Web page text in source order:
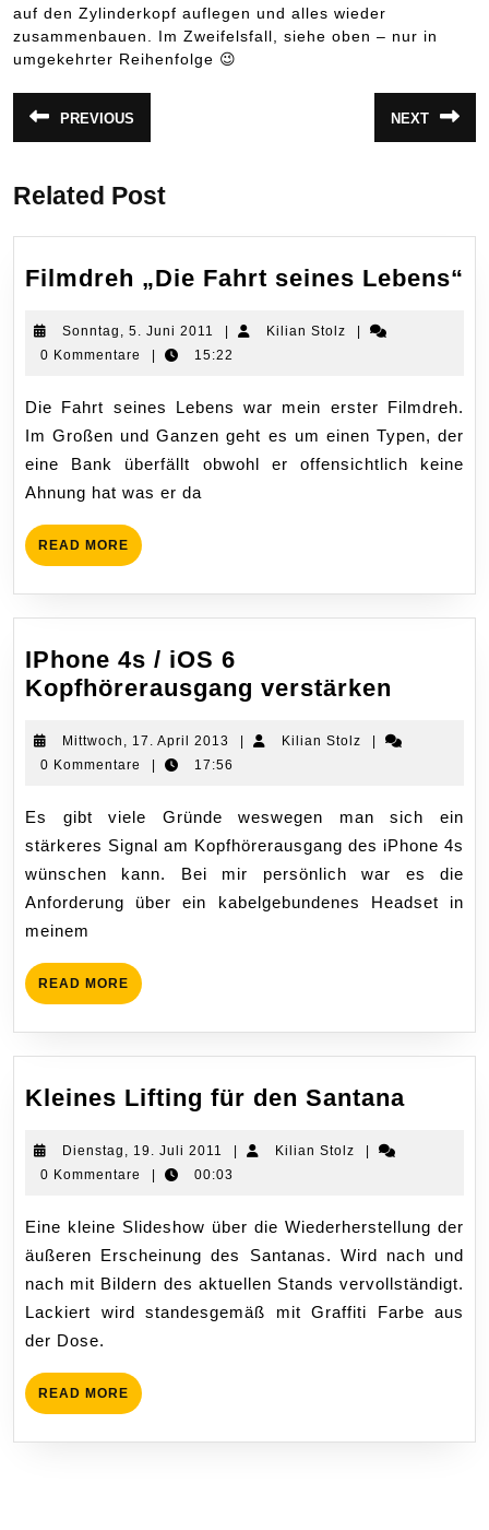
auf den Zylinderkopf auflegen und alles wieder
zusammenbauen. Im Zweifelsfall, siehe oben – nur in
umgekehrter Reihenfolge 😉
Beitragsnavigation
PREVIOUS
Beitrag:
NEXT
Beitrag:
Related Post
Filmdreh „Die Fahrt seines Lebens“
Sonntag, 5. Juni 2011
Sonntag,
5.
2011
Kilian Stolz
Kilian
0 Kommentare
15:22
Die Fahrt seines Lebens war mein erster Filmdreh.
Im Großen und Ganzen geht es um einen Typen, der
eine Bank überfällt obwohl er offensichtlich keine
Ahnung hat was er da
READ MORE READ
MORE
IPhone 4s / iOS 6
Kopfhörerausgang verstärken
/
Mittwoch, 17. April 2013
Mittwoch,
2013
Kilian Stolz
Kilian
0 Kommentare
17:56
Es gibt viele Gründe weswegen man sich ein
stärkeres Signal am Kopfhörerausgang des iPhone 4s
wünschen kann. Bei mir persönlich war es die
Anforderung über ein kabelgebundenes Headset in
meinem
READ MORE READ
MORE
Kleines Lifting für den Santana
Dienstag, 19. Juli 2011
Dienstag,
19.
2011
Kilian Stolz
Kilian
0 Kommentare
00:03
Eine kleine Slideshow über die Wiederherstellung der
äußeren Erscheinung des Santanas. Wird nach und
nach mit Bildern des aktuellen Stands vervollständigt.
Lackiert wird standesgemäß mit Graffiti Farbe aus
der Dose.
READ MORE READ
MORE